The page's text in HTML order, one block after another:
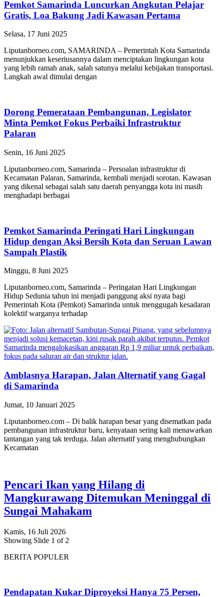
Pemkot Samarinda Luncurkan Angkutan Pelajar
Gratis, Loa Bakung Jadi Kawasan Pertama
Selasa, 17 Juni 2025
Liputanborneo.com, SAMARINDA – Pemerintah Kota Samarinda
menunjukkan keseriusannya dalam menciptakan lingkungan kota
yang lebih ramah anak, salah satunya melalui kebijakan transportasi.
Langkah awal dimulai dengan
Dorong Pemerataan Pembangunan, Legislator
Minta Pemkot Fokus Perbaiki Infrastruktur
Palaran
Senin, 16 Juni 2025
Liputanborneo.com, Samarinda – Persoalan infrastruktur di
Kecamatan Palaran, Samarinda, kembali menjadi sorotan. Kawasan
yang dikenal sebagai salah satu daerah penyangga kota ini masih
menghadapi berbagai
Pemkot Samarinda Peringati Hari Lingkungan
Hidup dengan Aksi Bersih Kota dan Seruan Lawan
Sampah Plastik
Minggu, 8 Juni 2025
Liputanborneo.com, Samarinda – Peringatan Hari Lingkungan
Hidup Sedunia tahun ini menjadi panggung aksi nyata bagi
Pemerintah Kota (Pemkot) Samarinda untuk menggugah kesadaran
kolektif warganya terhadap
Amblasnya Harapan, Jalan Alternatif yang Gagal
di Samarinda
Jumat, 10 Januari 2025
Liputanborneo.com – Di balik harapan besar yang disematkan pada
pembangunan infrastruktur baru, kenyataan sering kali menawarkan
tantangan yang tak terduga. Jalan alternatif yang menghubungkan
Kecamatan
Pencari Ikan yang Hilang di
Mangkurawang Ditemukan Meninggal di
Sungai Mahakam
Kamis, 16 Juli 2026
Showing Slide 1 of 2
BERITA POPULER
Pendapatan Kukar Diproyeksi Hanya 75 Persen,